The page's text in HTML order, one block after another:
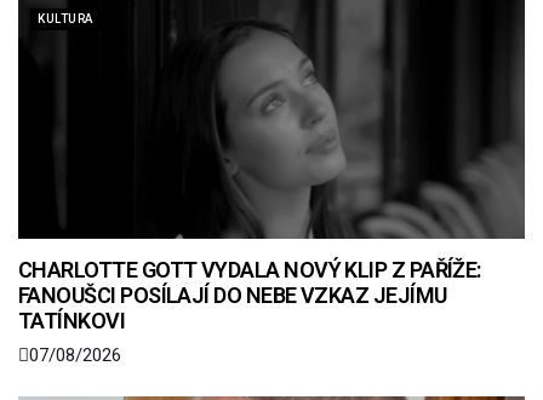
KULTURA
CHARLOTTE GOTT VYDALA NOVÝ KLIP Z PAŘÍŽE:
FANOUŠCI POSÍLAJÍ DO NEBE VZKAZ JEJÍMU
TATÍNKOVI
07/08/2026